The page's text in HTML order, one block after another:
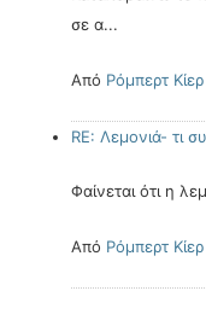
σε α...
Από Ρόμπερτ Κίερ
RE: Λεμονιά- τι
Φαίνεται ότι η
Από Ρόμπερτ Κίερ